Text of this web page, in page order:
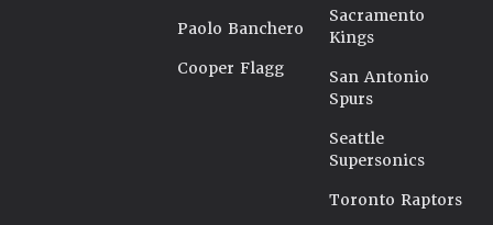
Paolo Banchero
Cooper Flagg
Sacramento
Kings
San Antonio
Spurs
Seattle
Supersonics
Toronto Raptors